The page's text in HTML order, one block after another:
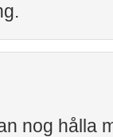
nog hålla